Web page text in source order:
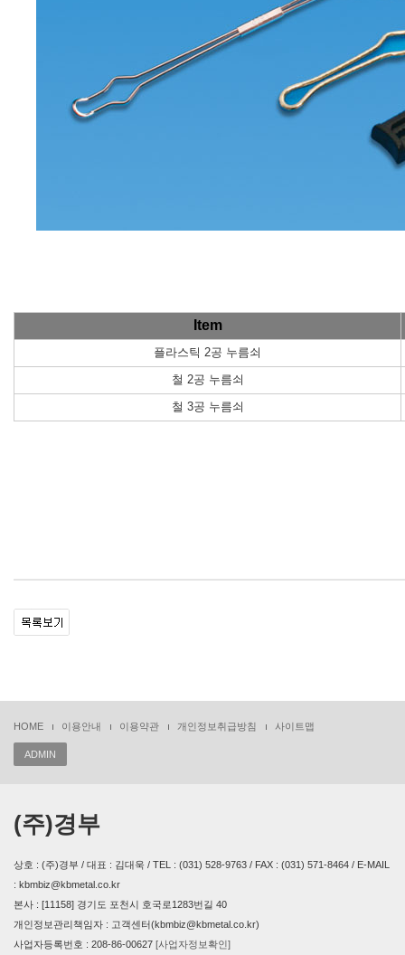
Item
플라스틱 2공 누름쇠
철 2공 누름쇠
철 3공 누름쇠
HOME 이용안내 이용약관 개인정보취급방침 사이트맵
ADMIN
(주)경부
상호 : (주)경부 / 대표 : 김대욱 / TEL : (031) 528-9763 / FAX : (031) 571-8464 / E-MAIL
: kbmbiz@kbmetal.co.kr
본사 : [11158] 경기도 포천시 호국로1283번길 40
개인정보관리책임자 : 고객센터(kbmbiz@kbmetal.co.kr)
사업자등록번호 : 208-86-00627 [사업자정보확인]